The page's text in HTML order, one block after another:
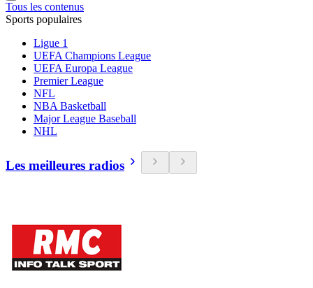
Tous les contenus
Sports populaires
Ligue 1
UEFA Champions League
UEFA Europa League
Premier League
NFL
NBA Basketball
Major League Baseball
NHL
Les meilleures radios